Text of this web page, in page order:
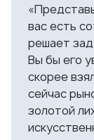
вас есть
решает
Вы бы его
скорее
сейчас
золотой